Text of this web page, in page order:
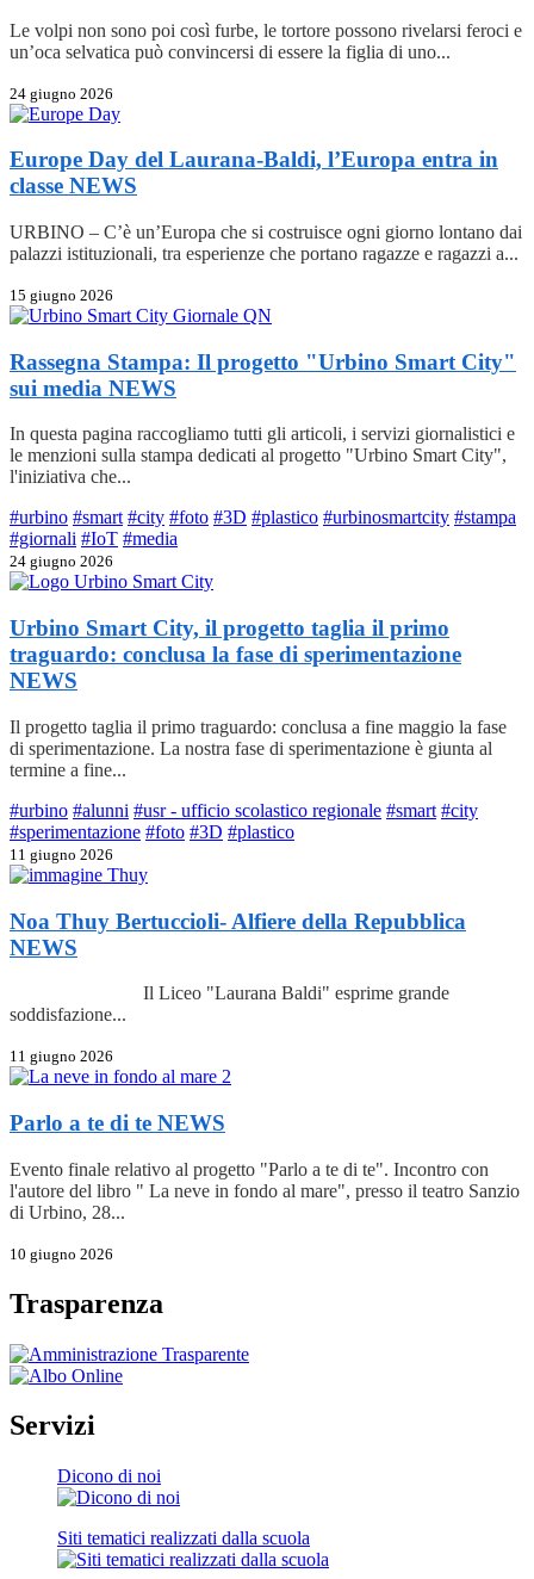
Le volpi non sono poi così furbe, le tortore possono rivelarsi feroci e
un’oca selvatica può convincersi di essere la figlia di uno...
24 giugno 2026
Europe Day del Laurana-Baldi, l’Europa entra in
classe NEWS
URBINO – C’è un’Europa che si costruisce ogni giorno lontano dai
palazzi istituzionali, tra esperienze che portano ragazze e ragazzi a...
15 giugno 2026
Rassegna Stampa: Il progetto "Urbino Smart City"
sui media NEWS
In questa pagina raccogliamo tutti gli articoli, i servizi giornalistici e
le menzioni sulla stampa dedicati al progetto "Urbino Smart City",
l'iniziativa che...
#urbino #smart #city #foto #3D #plastico #urbinosmartcity #stampa
#giornali #IoT #media
24 giugno 2026
Urbino Smart City, il progetto taglia il primo
traguardo: conclusa la fase di sperimentazione
NEWS
Il progetto taglia il primo traguardo: conclusa a fine maggio la fase
di sperimentazione. La nostra fase di sperimentazione è giunta al
termine a fine...
#urbino #alunni #usr - ufficio scolastico regionale #smart #city
#sperimentazione #foto #3D #plastico
11 giugno 2026
Noa Thuy Bertuccioli- Alfiere della Repubblica
NEWS
Il Liceo "Laurana Baldi" esprime grande
soddisfazione...
11 giugno 2026
Parlo a te di te NEWS
Evento finale relativo al progetto "Parlo a te di te". Incontro con
l'autore del libro " La neve in fondo al mare", presso il teatro Sanzio
di Urbino, 28...
10 giugno 2026
Trasparenza
Servizi
Dicono di noi
Siti tematici realizzati dalla scuola